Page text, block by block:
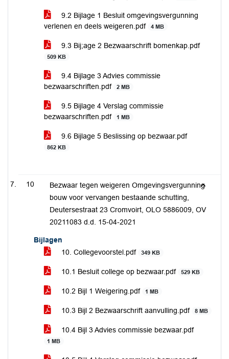
9.2 Bijlage 1 Besluit omgevingsvergunning
verlenen en deels weigeren.pdf
4 MB
9.3 Bij;age 2 Bezwaarschrift bomenkap.pdf
509 KB
9.4 Bijlage 3 Advies commissie
bezwaarschriften.pdf
2 MB
9.5 Bijlage 4 Verslag commissie
bezwaarschriften.pdf
1 MB
9.6 Bijlage 5 Beslissing op bezwaar.pdf
862 KB
10
Bezwaar tegen weigeren Omgevingsvergunning
bouw voor vervangen bestaande schutting,
Deutersestraat 23 Cromvoirt, OLO 5886009, OV
20211083 d.d. 15-04-2021
Bijlagen
10. Collegevoorstel.pdf
349 KB
10.1 Besluit college op bezwaar.pdf 529 KB
10.2 Bijl 1 Weigering.pdf 1 MB
10.3 Bijl 2 Bezwaarschrift aanvulling.pdf 8 MB
10.4 Bijl 3 Advies commissie bezwaar.pdf
1 MB